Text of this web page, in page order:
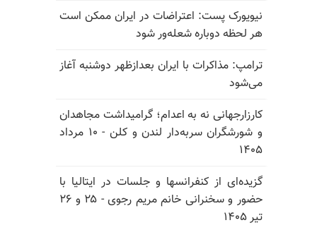
نیویورک پست: اعتراضات در ایران ممکن است
هر لحظه دوباره شعله‌ور شود
ترامپ: مذاکرات با ایران بعدازظهر دوشنبه آغاز
می‌شود
کارزارجهانی نه به اعدام؛ گرامیداشت مجاهدان
و شورشگران سربه‌دار لندن و کلن - ۱۰ مرداد
۱۴۰۵
گزیده‌ای از کنفرانسها و جلسات در ایتالیا با
حضور و سخنرانی خانم مریم رجوی - ۲۵ و ۲۶
تیر ۱۴۰۵